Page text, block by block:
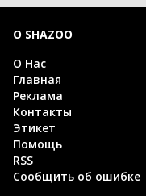
О SHAZOO
О Нас
Главная
Реклама
Контакты
Этикет
Помощь
RSS
Сообщить об ошибке